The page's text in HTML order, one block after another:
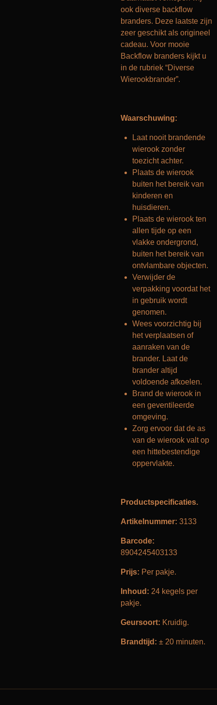
ook diverse backflow
branders. Deze laatste zijn
zeer geschikt als origineel
cadeau. Voor mooie
Backflow branders kijkt u
in de rubriek “Diverse
Wierookbrander”.
Waarschuwing:
Laat nooit brandende
wierook zonder
toezicht achter.
Plaats de wierook
buiten het bereik van
kinderen en
huisdieren.
Plaats de wierook ten
allen tijde op een
vlakke ondergrond,
buiten het bereik van
ontvlambare objecten.
Verwijder de
verpakking voordat het
in gebruik wordt
genomen.
Wees voorzichtig bij
het verplaatsen of
aanraken van de
brander. Laat de
brander altijd
voldoende afkoelen.
Brand de wierook in
een geventileerde
omgeving.
Zorg ervoor dat de as
van de wierook valt op
een hittebestendige
oppervlakte.
Productspecificaties.
Artikelnummer: 3133
Barcode:
8904245403133
Prijs: Per pakje.
Inhoud: 24 kegels per
pakje.
Geursoort: Kruidig.
Brandtijd: ± 20 minuten.